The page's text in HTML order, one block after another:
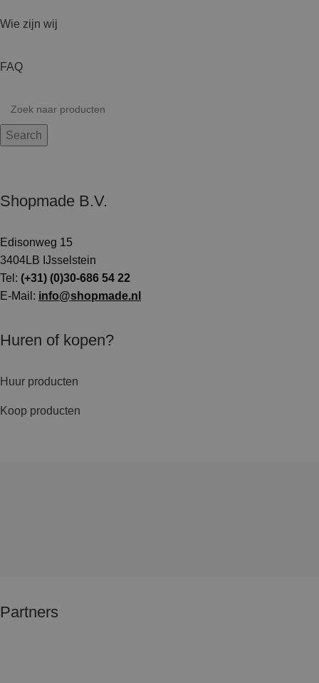
Wie zijn wij
FAQ
Search
Shopmade B.V.
Edisonweg 15
3404LB IJsselstein
Tel: (+31) (0)30-686 54 22
E-Mail: info@shopmade.nl
Huren of kopen?
Huur producten
Koop producten
Partners